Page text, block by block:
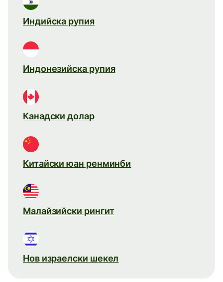
Индийска рупия
Индонезийска рупия
Канадски долар
Китайски юан ренминби
Малайзийски рингит
Нов израелски шекел